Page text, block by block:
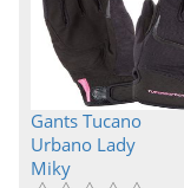
Gants Tucano
Urbano Lady
Miky